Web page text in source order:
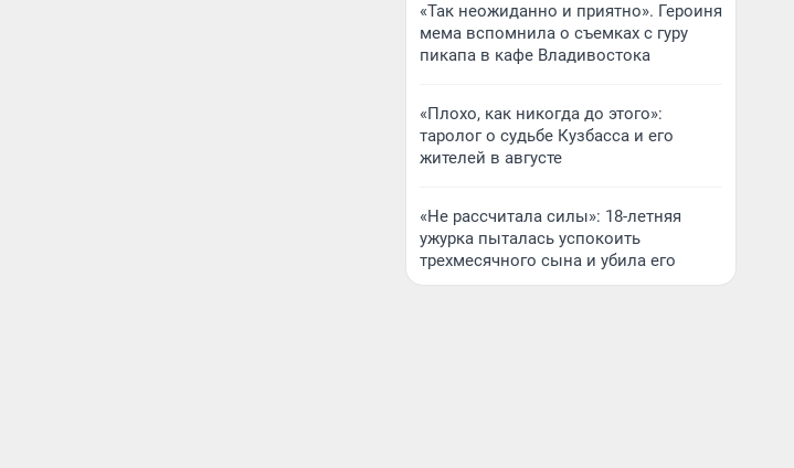
«Так неожиданно и приятно». Героиня
мема вспомнила о съемках с гуру
пикапа в кафе Владивостока
«Плохо, как никогда до этого»:
таролог о судьбе Кузбасса и его
жителей в августе
«Не рассчитала силы»: 18-летняя
ужурка пыталась успокоить
трехмесячного сына и убила его